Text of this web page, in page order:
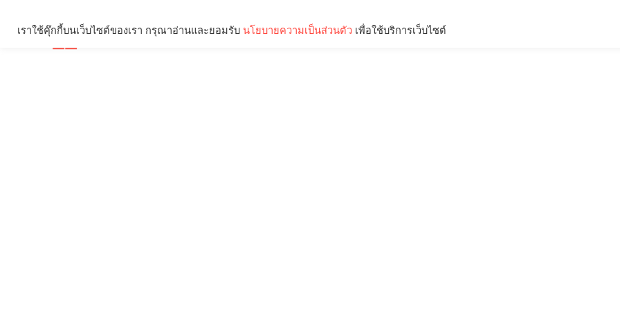
เราใช้คุ๊กกี้บนเว็บไซต์ของเรา กรุณาอ่านและยอมรับ นโยบายความเป็นส่วนตัว เพื่อใช้บริการเว็บไซต์